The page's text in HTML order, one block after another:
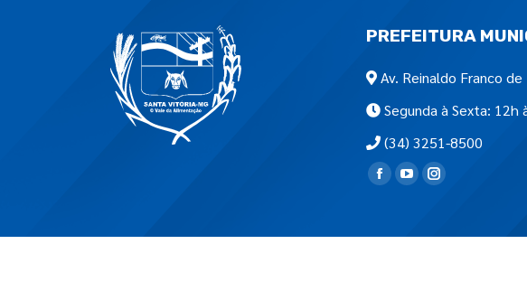
PREFEITURA
Av. Reinaldo Franco
Segunda à Sexta: 12h
(34) 3251-8500
Encontre-nos em: